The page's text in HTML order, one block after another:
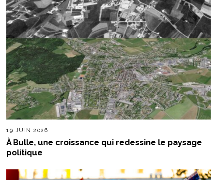
19 JUIN 2026
À Bulle, une croissance qui redessine le paysage
politique